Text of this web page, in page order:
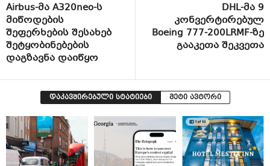
Airbus-მა A320neo-ს
მიწოდების
შეფერხების შესახებ
შეტყობინებების
დაგზავნა დაიწყო
DHL-მა 9
კონვერტირებულ
Boeing 777-200LRMF-ზე
გააკეთა შეკვეთა
დაკავშირებული სტატიები მეტი ავტორი